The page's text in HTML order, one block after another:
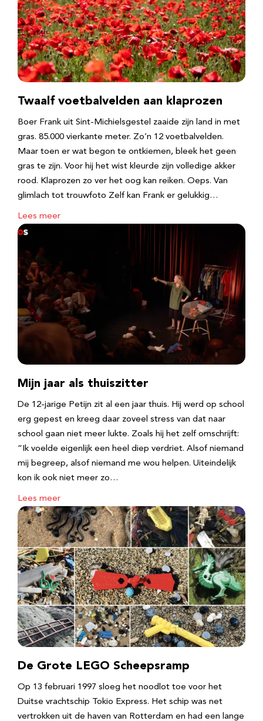
Twaalf voetbalvelden aan klaprozen
Boer Frank uit Sint-Michielsgestel zaaide zijn land in met
gras. 85.000 vierkante meter. Zo’n 12 voetbalvelden.
Maar toen er wat begon te ontkiemen, bleek het geen
gras te zijn. Voor hij het wist kleurde zijn volledige akker
rood. Klaprozen zo ver het oog kan reiken. Oeps. Van
glimlach tot trouwfoto Zelf kan Frank er gelukkig…
Lees meer
Mijn jaar als thuiszitter
De 12-jarige Petijn zit al een jaar thuis. Hij werd op school
erg gepest en kreeg daar zoveel stress van dat naar
school gaan niet meer lukte. Zoals hij het zelf omschrijft:
“Ik voelde eigenlijk een heel diep verdriet. Alsof niemand
mij begreep, alsof niemand me wou helpen. Uiteindelijk
kon ik ook niet meer zo…
Lees meer
De Grote LEGO Scheepsramp
Op 13 februari 1997 sloeg het noodlot toe voor het
Duitse vrachtschip Tokio Express. Het schip was net
vertrokken uit de haven van Rotterdam en had een lange